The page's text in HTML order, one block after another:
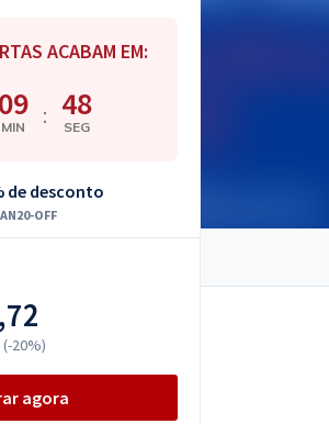
ACABAM EM:
09
MIN : 47
SEG
de desconto
OFF
20%)
agora